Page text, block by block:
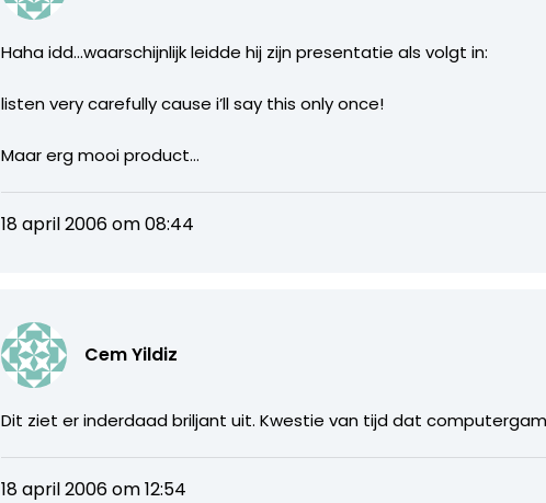
Haha idd…waarschijnlijk leidde hij zijn presentatie als volgt in:
listen very carefully cause i’ll say this only once!
Maar erg mooi product…
18 april 2006 om 08:44
Cem Yildiz
Dit ziet er inderdaad briljant uit. Kwestie van tijd dat
18 april 2006 om 12:54